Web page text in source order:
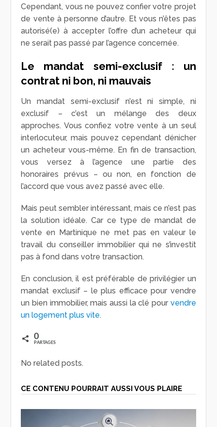
Cependant, vous ne pouvez confier votre projet
de vente à personne d’autre. Et vous n’êtes pas
autorisé(e) à accepter l’offre d’un acheteur qui
ne serait pas passé par l’agence concernée.
Le mandat semi-exclusif : un
contrat ni bon, ni mauvais
Un mandat semi-exclusif n’est ni simple, ni
exclusif – c’est un mélange des deux
approches. Vous confiez votre vente à un seul
interlocuteur, mais pouvez cependant dénicher
un acheteur vous-même. En fin de transaction,
vous versez à l’agence une partie des
honoraires prévus – ou non, en fonction de
l’accord que vous avez passé avec elle.
Mais peut sembler intéressant, mais ce n’est pas
la solution idéale. Car ce type de mandat de
vente en Martinique ne met pas en valeur le
travail du conseiller immobilier qui ne s’investit
pas à fond dans votre transaction.
En conclusion, il est préférable de privilégier un
mandat exclusif – le plus efficace pour vendre
un bien immobilier, mais aussi la clé pour vendre
un logement plus vite.
0
PARTAGES
No related posts.
CE CONTENU POURRAIT AUSSI VOUS PLAIRE